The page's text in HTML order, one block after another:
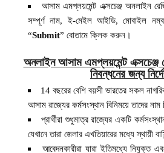
আসাম এমপ্লয়মেন্ট এক্সচেঞ্জ অনলাইন
সম্পূর্ণ নাম, ই-মেইল আইডি, মোবাইল
“Submit” বোতামে ক্লিক করুন।
অনলাইন আসাম এমপ্লয়মেন্ট এক্সচেঞ্জ
নিবন্ধনের জন্য
14 বছরের বেশি বয়সী ভারতের সকল নাগরিক
আসাম রাজ্যের কর্মসংস্থান বিনিময়ে তাদের
প্রার্থীরা শুধুমাত্র রাজ্যের একটি
যেখানে তারা জেলার এখতিয়ারের মধ্যে স্থায়ী
আবেদনকারীরা যারা ইতিমধ্যে নিযুক্ত